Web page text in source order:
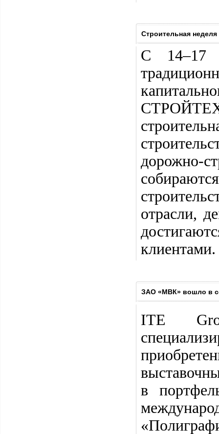
Строительная
С 14–17
дорожно-
отрасли,
клиентами.
ЗАО «МВК» вошло в
ITE
в